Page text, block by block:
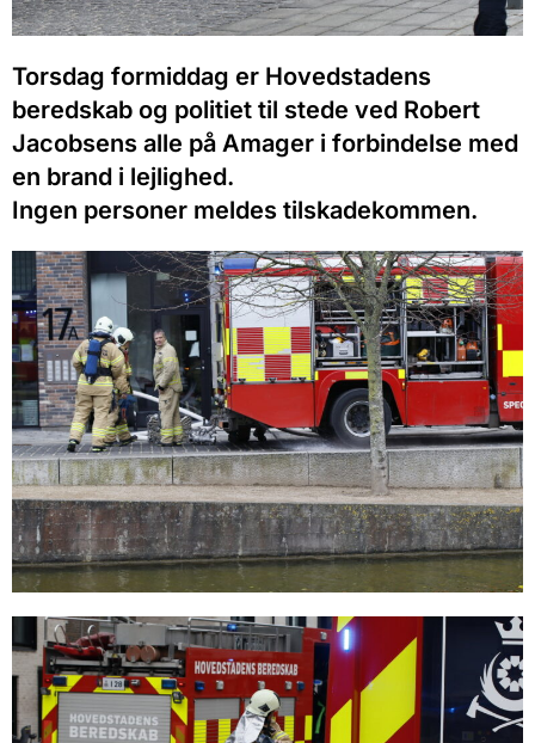
Torsdag formiddag er Hovedstadens
beredskab og politiet til stede ved Robert
Jacobsens alle på Amager i forbindelse med
en brand i lejlighed.
Ingen personer meldes tilskadekommen.